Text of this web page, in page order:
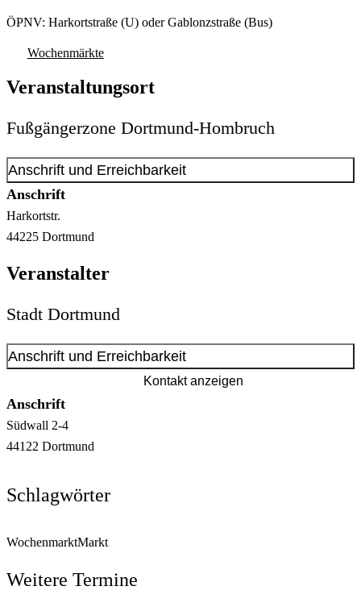
ÖPNV: Harkortstraße (U) oder Gablonzstraße (Bus)
Wochenmärkte
Veranstaltungsort
Fußgängerzone Dortmund-Hombruch
Anschrift und Erreichbarkeit
Anschrift
Harkortstr.
44225 Dortmund
Veranstalter
Stadt Dortmund
Anschrift und Erreichbarkeit
Kontakt anzeigen
Anschrift
Südwall 2-4
44122 Dortmund
Schlagwörter
WochenmarktMarkt
Weitere Termine